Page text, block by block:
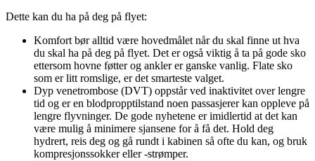
Dette kan du ha på deg på flyet:
Komfort bør alltid være hovedmålet når du skal finne ut hva
du skal ha på deg på flyet. Det er også viktig å ta på gode sko
ettersom hovne føtter og ankler er ganske vanlig. Flate sko
som er litt romslige, er det smarteste valget.
Dyp venetrombose (DVT) oppstår ved inaktivitet over lengre
tid og er en blodpropptilstand noen passasjerer kan oppleve på
lengre flyvninger. De gode nyhetene er imidlertid at det kan
være mulig å minimere sjansene for å få det. Hold deg
hydrert, reis deg og gå rundt i kabinen så ofte du kan, og bruk
kompresjonssokker eller -strømper.